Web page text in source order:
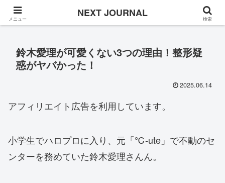
Once in a while
鈴木愛理が可愛くない3つの理由！整形疑
惑がヤバかった！
2025.06.14
アフィリエイト広告を利用しています。
小学生でハロプロに入り、元「℃-ute」で不動のセ
ンターを務めていた鈴木愛理さんん。
メニュー NEXT JOURNAL 検索